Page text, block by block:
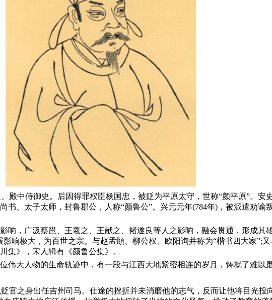
殿中侍御史。后因得罪权臣杨国忠，被贬为平原太守，世称“颜平原”。
、太子太师，封鲁郡公，人称“颜鲁公”。兴元元年(784年)，被派遣劝
响，广汲蔡邕、王羲之、王献之、褚遂良等人之影响，融会贯通，形成其
响极大，为百世之宗。与赵孟頫、柳公权、欧阳询并称为“楷书四大家”;
集》，宋人辑有《颜鲁公集》。
大人物的生命轨迹中，有一段与江西大地紧密相连的岁月，铸就了难以
官之身出任吉州司马。仕途的挫折并未消磨他的志气，反而让他将目光投